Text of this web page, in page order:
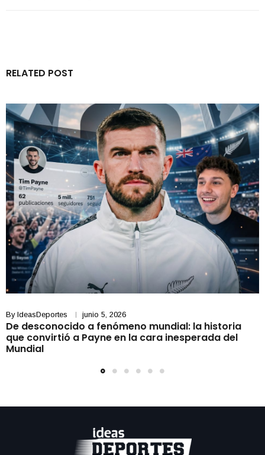
RELATED POST
By IdeasDeportes junio 5, 2026
De desconocido a fenómeno mundial: la historia
que convirtió a Payne en la cara inesperada del
Mundial